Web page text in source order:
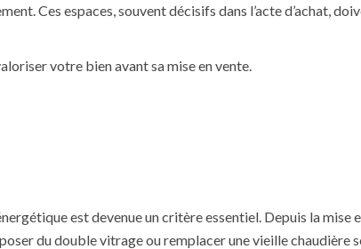
Ces espaces, souvent décisifs dans l’acte d’achat,
votre bien avant sa mise en vente.
est devenue un critère essentiel. Depuis la mise
du double vitrage ou remplacer une vieille chaudière